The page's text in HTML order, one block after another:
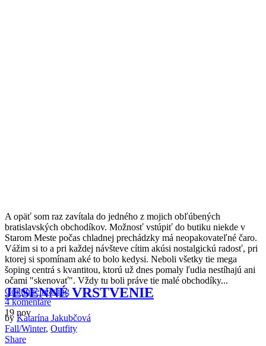
A opäť som raz zavítala do jedného z mojich obľúbených
bratislavských obchodíkov. Možnosť vstúpiť do butiku niekde v
Starom Meste počas chladnej prechádzky má neopakovateľné čaro.
Vážim si to a pri každej návšteve cítim akúsi nostalgickú radosť, pri
ktorej si spomínam aké to bolo kedysi. Neboli všetky tie mega
šoping centrá s kvantitou, ktorú už dnes pomaly ľudia nestíhajú ani
očami "skenovať". Vždy tu boli práve tie malé obchodíky...
Continue reading
4 komentáre
19 nov
JESENNÉ VRSTVENIE
by Katarína Jakubčová
Fall/Winter, Outfity
Share